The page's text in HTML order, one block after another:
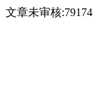
文章未审核:79174